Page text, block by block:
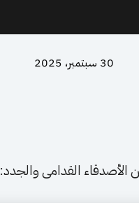
30 سبتمبر، 2025
الأصدقاء القدامى والجدد: